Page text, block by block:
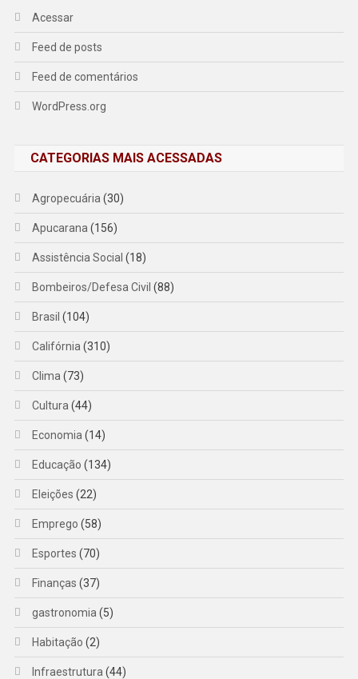
Acessar
Feed de posts
Feed de comentários
WordPress.org
CATEGORIAS MAIS ACESSADAS
Agropecuária (30)
Apucarana (156)
Assistência Social (18)
Bombeiros/Defesa Civil (88)
Brasil (104)
Califórnia (310)
Clima (73)
Cultura (44)
Economia (14)
Educação (134)
Eleições (22)
Emprego (58)
Esportes (70)
Finanças (37)
gastronomia (5)
Habitação (2)
Infraestrutura (44)